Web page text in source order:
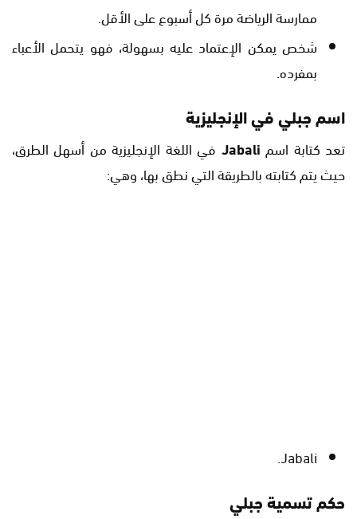
ممارسة الرياضة مرة كل أسبوع على الأقل.
شخص يمكن الإعتماد عليه بسهولة، فهو يتحمل الأعباء
بمفرده.
اسم جبلي في الإنجليزية
تعد كتابة اسم Jabali في اللغة الإنجليزية من أسهل الطرق،
حيث يتم كتابته بالطريقة التي نطق بها، وهي:
Jabali.
حكم تسمية جبلي